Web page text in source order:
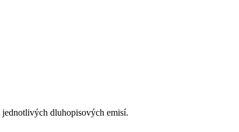
dluhopisových emisí.